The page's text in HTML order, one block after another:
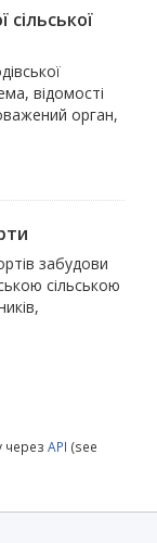
відомості
орган,
забудови
сільською
через API (see